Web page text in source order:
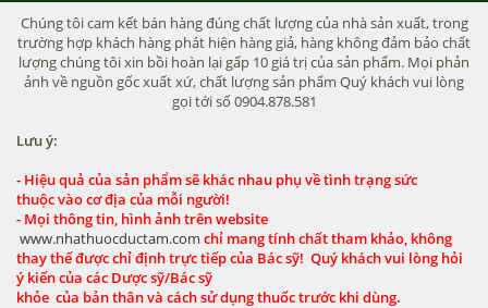
Chúng tôi cam kết bán hàng đúng chất lượng của nhà sản xuất, trong
trường hợp khách hàng phát hiện hàng giả, hàng không đảm bảo chất
lượng chúng tôi xin bồi hoàn lại gấp 10 giá trị của sản phẩm. Mọi phản
ảnh về nguồn gốc xuất xứ, chất lượng sản phẩm Quý khách vui lòng
gọi tới số 0904.878.581
Lưu ý:
- Hiệu quả của sản phẩm sẽ khác nhau phụ về tình trạng sức
thuộc vào cơ địa của mỗi người!
- Mọi thông tin, hình ảnh trên website
www.nhathuocductam.com chỉ mang tính chất tham khảo, không
thay thế được chỉ định trực tiếp của Bác sỹ! Quý khách vui lòng hỏi
ý kiến của các Dược sỹ/Bác sỹ
khỏe của bản thân và cách sử dụng thuốc trước khi dùng.